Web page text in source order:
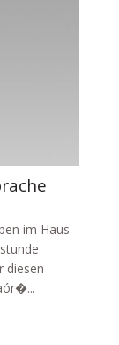
im Haus
diesen